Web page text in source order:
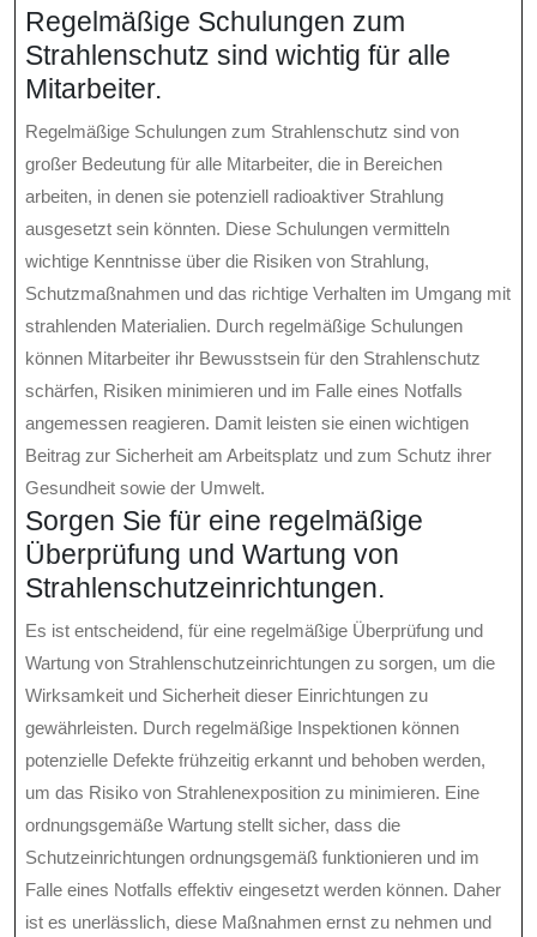
Regelmäßige Schulungen zum
Strahlenschutz sind wichtig für alle
Mitarbeiter.
Regelmäßige Schulungen zum Strahlenschutz sind von
großer Bedeutung für alle Mitarbeiter, die in Bereichen
arbeiten, in denen sie potenziell radioaktiver Strahlung
ausgesetzt sein könnten. Diese Schulungen vermitteln
wichtige Kenntnisse über die Risiken von Strahlung,
Schutzmaßnahmen und das richtige Verhalten im Umgang mit
strahlenden Materialien. Durch regelmäßige Schulungen
können Mitarbeiter ihr Bewusstsein für den Strahlenschutz
schärfen, Risiken minimieren und im Falle eines Notfalls
angemessen reagieren. Damit leisten sie einen wichtigen
Beitrag zur Sicherheit am Arbeitsplatz und zum Schutz ihrer
Gesundheit sowie der Umwelt.
Sorgen Sie für eine regelmäßige
Überprüfung und Wartung von
Strahlenschutzeinrichtungen.
Es ist entscheidend, für eine regelmäßige Überprüfung und
Wartung von Strahlenschutzeinrichtungen zu sorgen, um die
Wirksamkeit und Sicherheit dieser Einrichtungen zu
gewährleisten. Durch regelmäßige Inspektionen können
potenzielle Defekte frühzeitig erkannt und behoben werden,
um das Risiko von Strahlenexposition zu minimieren. Eine
ordnungsgemäße Wartung stellt sicher, dass die
Schutzeinrichtungen ordnungsgemäß funktionieren und im
Falle eines Notfalls effektiv eingesetzt werden können. Daher
ist es unerlässlich, diese Maßnahmen ernst zu nehmen und